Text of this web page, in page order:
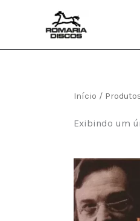
conteúdo
Início /
Exibindo um